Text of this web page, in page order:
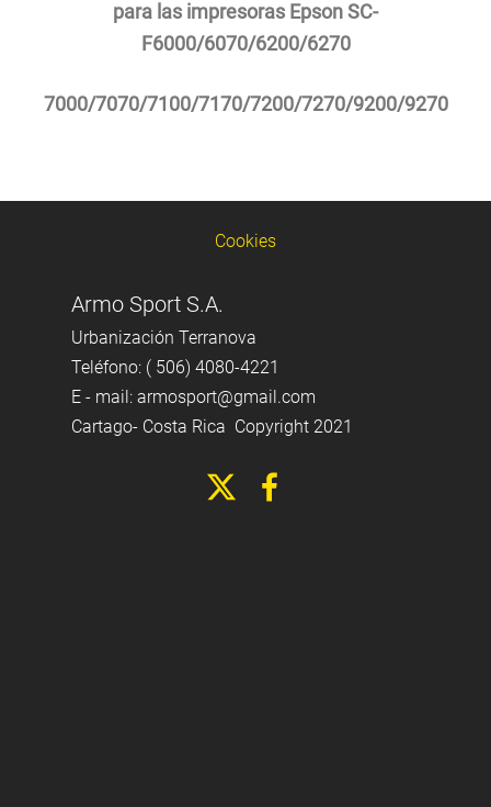
para las impresoras Epson SC-
F6000/6070/6200/6270
7000/7070/7100/7170/7200/7270/9200/9270
Cookies
Armo Sport S.A.
Urbanización Terranova
Teléfono: ( 506) 4080-4221
E - mail: armosport@gmail.com
Cartago- Costa Rica Copyright 2021